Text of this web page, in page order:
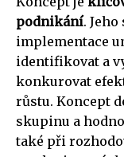
podnikání.
implementace
identifikovat a
konkurovat
růstu. Koncept
skupinu a
také při